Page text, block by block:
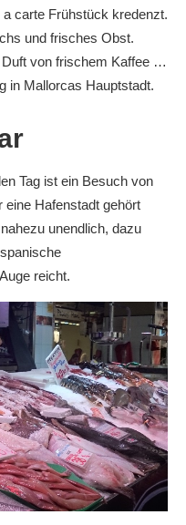
carte Frühstück kredenzt.
und frisches Obst.
von frischem Kaffee …
in Mallorcas Hauptstadt.
Tag ist ein Besuch von
Hafenstadt gehört
unendlich, dazu
reicht.